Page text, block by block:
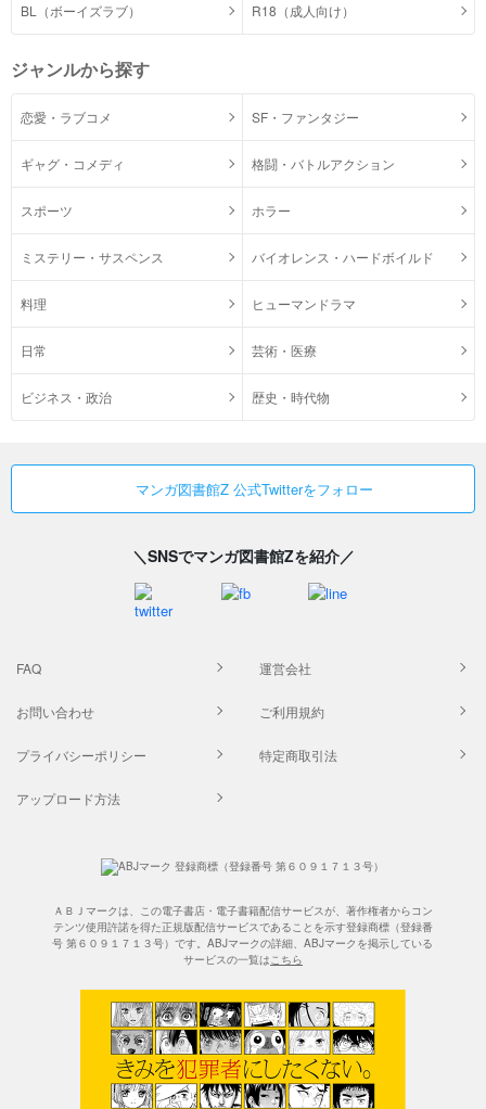
BL（ボーイズラブ） R18（成人向け）
ジャンルから探す
恋愛・ラブコメ SF・ファンタジー
ギャグ・コメディ 格闘・バトルアクション
スポーツ ホラー
ミステリー・サスペンス バイオレンス・ハードボイルド
料理 ヒューマンドラマ
日常 芸術・医療
ビジネス・政治 歴史・時代物
マンガ図書館Z 公式Twitterをフォロー
＼SNSでマンガ図書館Zを紹介／
FAQ 運営会社
お問い合わせ ご利用規約
プライバシーポリシー 特定商取引法
アップロード方法
ＡＢＪマークは、この電子書店・電子書籍配信サービスが、著作権者からコン
テンツ使用許諾を得た正規版配信サービスであることを示す登録商標（登録番
号 第６０９１７１３号）です。ABJマークの詳細、ABJマークを掲示している
サービスの一覧はこちら